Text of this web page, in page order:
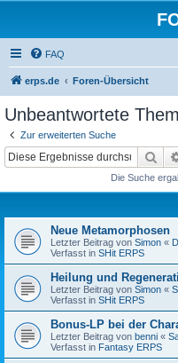
FAQ
erps.de Foren-Übersicht
Unbeantwortete
Zur erweiterten Suche
Die Suche
Neue Metamorphosen
Letzter Beitrag von Simon «
Verfasst in SHit ERPS
Heilung und
Letzter Beitrag von Simon «
Verfasst in SHit ERPS
Bonus-LP bei der
Letzter Beitrag von benni «
Verfasst in Fantasy ERPS